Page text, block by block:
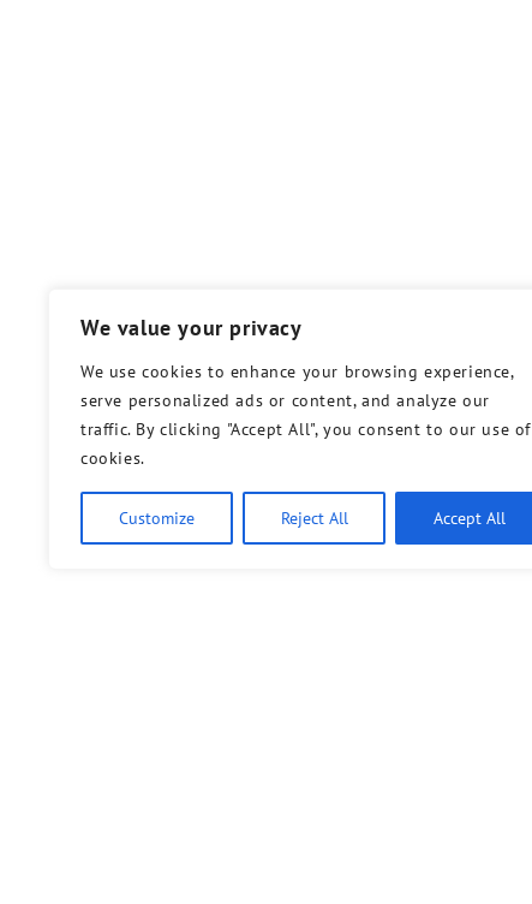
We value your privacy
We use cookies to enhance your browsing experience,
serve personalized ads or content, and analyze our
traffic. By clicking "Accept All", you consent to our use of
cookies.
Customize Reject All Accept All